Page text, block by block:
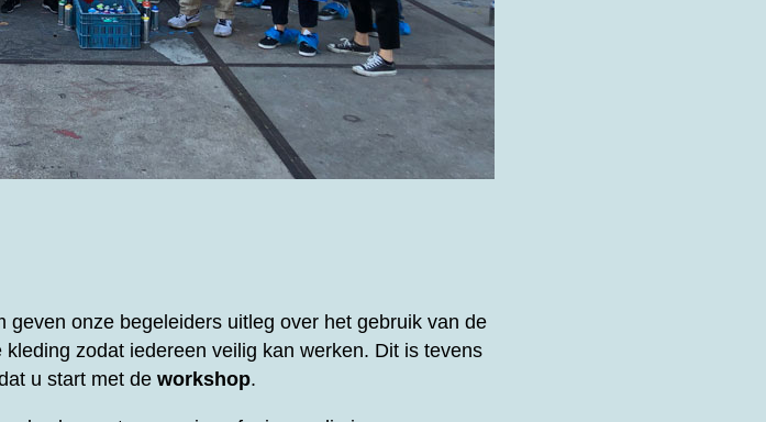
geven onze begeleiders uitleg over het gebruik van de
zodat iedereen veilig kan werken. Dit is tevens
u start met de workshop.